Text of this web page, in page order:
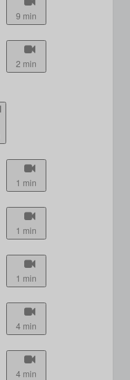
9 min
2 min
1 min
1 min
1 min
4 min
4 min